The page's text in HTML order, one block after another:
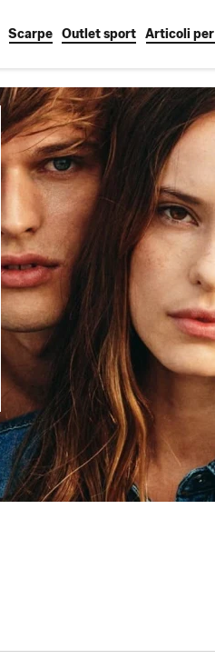
Scarpe Outlet sport Articoli per